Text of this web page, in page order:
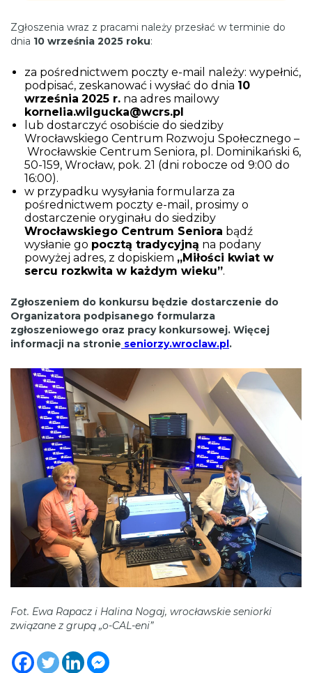
Zgłoszenia wraz z pracami należy przesłać w terminie do
dnia 10 września 2025 roku:
za pośrednictwem poczty e-mail należy: wypełnić,
podpisać, zeskanować i wysłać do dnia 10
września 2025 r. na adres mailowy
kornelia.wilgucka@wcrs.pl
lub dostarczyć osobiście do siedziby
Wrocławskiego Centrum Rozwoju Społecznego –
Wrocławskie Centrum Seniora, pl. Dominikański 6,
50-159, Wrocław, pok. 21 (dni robocze od 9:00 do
16:00).
w przypadku wysyłania formularza za
pośrednictwem poczty e-mail, prosimy o
dostarczenie oryginału do siedziby
Wrocławskiego Centrum Seniora bądź
wysłanie go pocztą tradycyjną na podany
powyżej adres, z dopiskiem „Miłości kwiat w
sercu rozkwita w każdym wieku”.
Zgłoszeniem do konkursu będzie dostarczenie do
Organizatora podpisanego formularza
zgłoszeniowego oraz pracy konkursowej. Więcej
informacji na stronie seniorzy.wroclaw.pl.
Fot. Ewa Rapacz i Halina Nogaj, wrocławskie seniorki
związane z grupą „o-CAL-eni”